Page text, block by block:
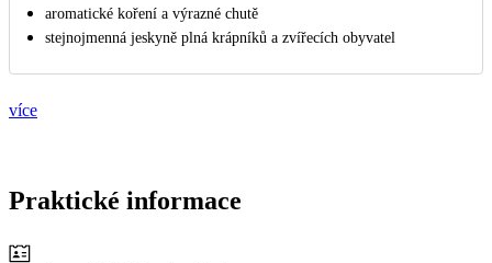
aromatické koření a výrazné chutě
stejnojmenná jeskyně plná krápníků a zvířecích obyvatel
více
Praktické informace